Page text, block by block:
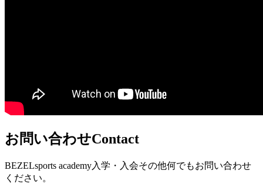
お問い合わせContact
BEZELsports academy入学・入会その他何でもお問い合わせ
ください。